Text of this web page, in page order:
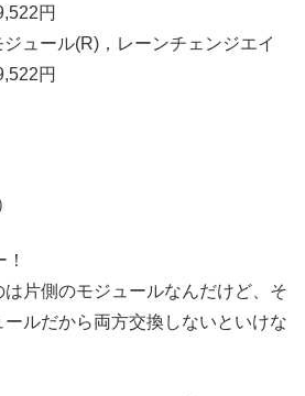
円
ュール(R)，レーンチェンジエイ
円
片側のモジュールなんだけど、そ
ルだから両方交換しないといけな